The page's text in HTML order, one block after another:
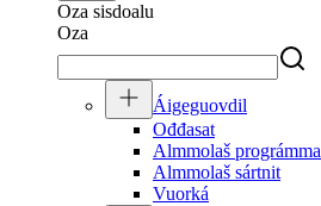
Oza sisdoalu
Oza
Áigeguovdil
Ođđasat
Almmolaš prográmma
Almmolaš sártnit
Vuorká